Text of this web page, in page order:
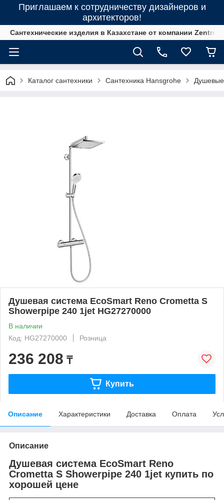
Приглашаем к сотрудничеству дизайнеров и
архитекторов!
Сантехнические изделия в Казахстане от компании Zentrum
Каталог сантехники Сантехника Hansgrohe
Душевая система EcoSmart Reno Crometta S
Showerpipe 240 1jet HG27270000
В наличии
Код: HG27270000
Розница
236 208 ₸
Купить
Описание Характеристики Доставка Оплата
Описание
Душевая система EcoSmart Reno
Crometta S Showerpipe 240 1jet купить по
хорошей цене